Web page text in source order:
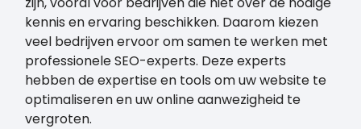
kennis en ervaring beschikken. Daarom kiezen
veel bedrijven ervoor om samen te werken met
professionele SEO-experts. Deze experts
hebben de expertise en tools om uw website te
optimaliseren en uw online aanwezigheid te
vergroten.